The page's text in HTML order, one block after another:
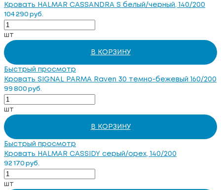
Кровать HALMAR CASSANDRA S белый/черный, 140/200
104 290 руб.
шт
В КОРЗИНУ
Быстрый просмотр
Кровать SIGNAL PARMA Raven 30 темно-бежевый 160/200
99 800 руб.
шт
В КОРЗИНУ
Быстрый просмотр
Кровать HALMAR CASSIDY серый/орех, 140/200
92 170 руб.
шт